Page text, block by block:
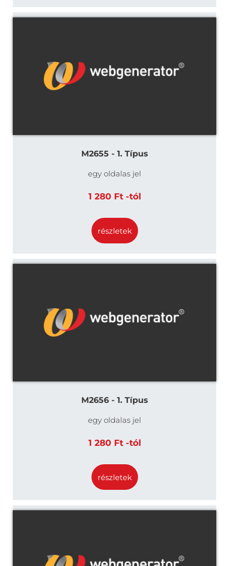
M2655 - 1. Típus
egy oldalas jel
1 280 Ft -tól
részletek
M2656 - 1. Típus
egy oldalas jel
1 280 Ft -tól
részletek